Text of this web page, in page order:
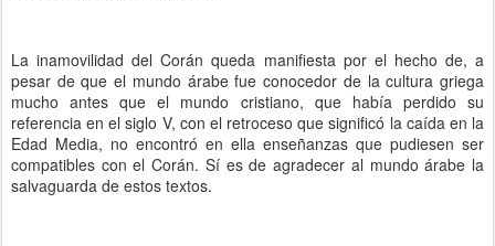
La inamovilidad del Corán queda manifiesta por el hecho de, a
pesar de que el mundo árabe fue conocedor de la cultura griega
mucho antes que el mundo cristiano, que había perdido su
referencia en el siglo V, con el retroceso que significó la caída en la
Edad Media, no encontró en ella enseñanzas que pudiesen ser
compatibles con el Corán. Sí es de agradecer al mundo árabe la
salvaguarda de estos textos.